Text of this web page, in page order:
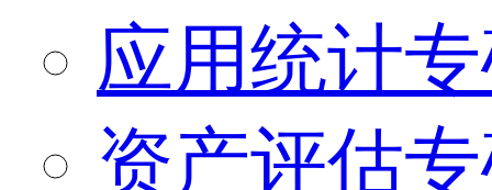
应用统计
资产评估